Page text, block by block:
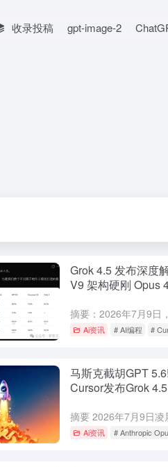
收录投稿 gpt-image-2
Grok 4.5 发布深度
V9 架构硬刚 Opus
Ai资讯 # AI编程 #
马斯克截胡GPT
Cursor发布Grok
Ai资讯 # Anthropic